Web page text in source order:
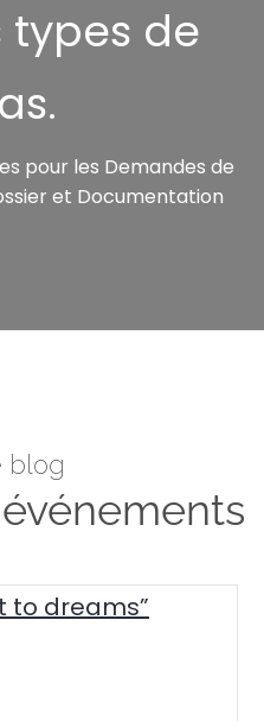
de
pour les Demandes de
et Documentation
blog
événements